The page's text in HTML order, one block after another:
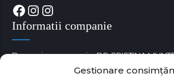
Gestionare
Facebook
Instagram
Instagram
Informatii companie
Denumire companie: DR CRISTINA
Cod unic de identificare fiscala: